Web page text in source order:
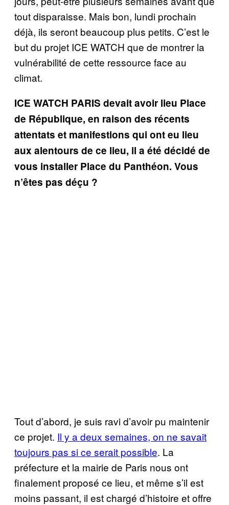
tout disparaisse. Mais bon, lundi prochain
déjà, ils seront beaucoup plus petits. C’est le
but du projet ICE WATCH que de montrer la
vulnérabilité de cette ressource face au
climat.
ICE WATCH PARIS devait avoir lieu Place
de République, en raison des récents
attentats et manifestions qui ont eu lieu
aux alentours de ce lieu, il a été décidé de
vous installer Place du Panthéon. Vous
n’êtes pas déçu ?
Tout d’abord, je suis ravi d’avoir pu maintenir
ce projet. Il y a deux semaines, on ne savait
toujours pas si ce serait possible. La
préfecture et la mairie de Paris nous ont
finalement proposé ce lieu, et même s’il est
moins passant, il est chargé d’histoire et offre